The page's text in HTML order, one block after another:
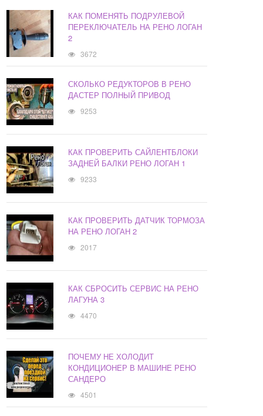
КАК ПОМЕНЯТЬ ПОДРУЛЕВОЙ
ПЕРЕКЛЮЧАТЕЛЬ НА РЕНО ЛОГАН
2
3672
СКОЛЬКО РЕДУКТОРОВ В РЕНО
ДАСТЕР ПОЛНЫЙ ПРИВОД
9253
КАК ПРОВЕРИТЬ САЙЛЕНТБЛОКИ
ЗАДНЕЙ БАЛКИ РЕНО ЛОГАН 1
9233
КАК ПРОВЕРИТЬ ДАТЧИК ТОРМОЗА
НА РЕНО ЛОГАН 2
2017
КАК СБРОСИТЬ СЕРВИС НА РЕНО
ЛАГУНА 3
4470
ПОЧЕМУ НЕ ХОЛОДИТ
КОНДИЦИОНЕР В МАШИНЕ РЕНО
САНДЕРО
4501